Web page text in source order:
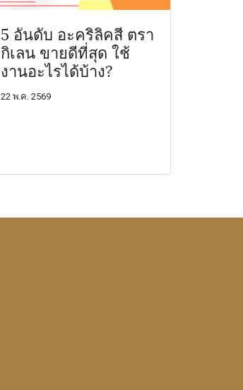
5 อันดับ อะคริลิคสี ตรา
กิเลน ขายดีที่สุด ใช้
งานอะไรได้บ้าง?
22 พ.ค. 2569